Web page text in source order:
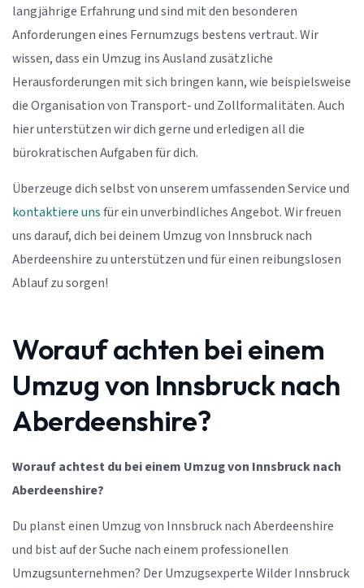
langjährige Erfahrung und sind mit den besonderen
Anforderungen eines Fernumzugs bestens vertraut. Wir
wissen, dass ein Umzug ins Ausland zusätzliche
Herausforderungen mit sich bringen kann, wie beispielsweise
die Organisation von Transport- und Zollformalitäten. Auch
hier unterstützen wir dich gerne und erledigen all die
bürokratischen Aufgaben für dich.
Überzeuge dich selbst von unserem umfassenden Service und
kontaktiere unsfür ein unverbindliches Angebot. Wir freuen
uns darauf, dich bei deinem Umzug von Innsbruck nach
Aberdeenshire zu unterstützen und für einen reibungslosen
Ablauf zu sorgen!
Worauf achten bei einem
Umzug von Innsbruck nach
Aberdeenshire?
Worauf achtest du bei einem Umzug von Innsbruck nach
Aberdeenshire?
Du planst einen Umzug von Innsbruck nach Aberdeenshire
und bist auf der Suche nach einem professionellen
Umzugsunternehmen? Der Umzugsexperte Wilder Innsbruck